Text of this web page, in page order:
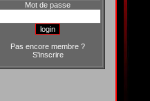
Mot de passe
Pas encore membre ?
S'inscrire